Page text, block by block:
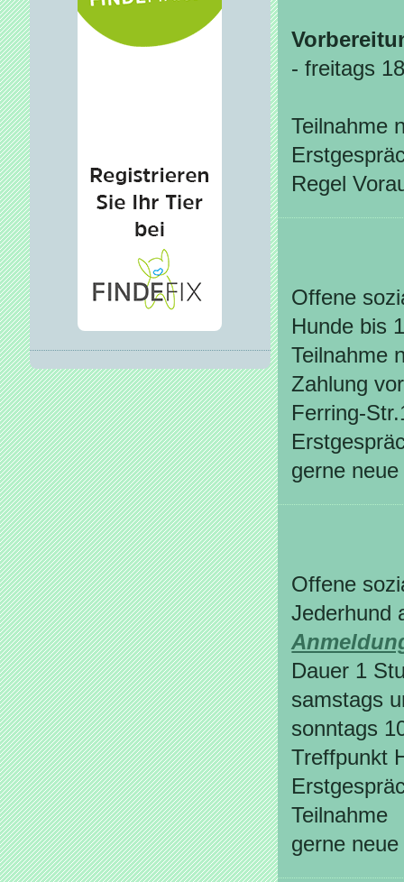
- freitags
Teilnahme
Regel
Offene
Hunde bis
Teilnahme
Zahlung
Ferring-
gerne
Offene
Jederhund
Dauer 1
samstags
sonntags
Treffpunkt
Teilnahme
gerne